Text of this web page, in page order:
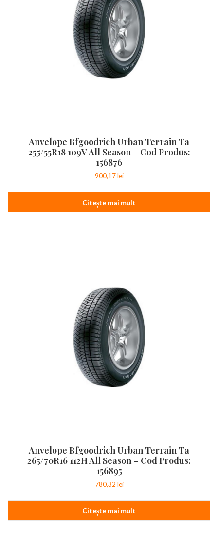
Anvelope Bfgoodrich Urban Terrain Ta
255/55R18 109V All Season – Cod Produs:
156876
900,17lei
Citește mai mult
Anvelope Bfgoodrich Urban Terrain Ta
265/70R16 112H All Season – Cod Produs:
156895
780,32 lei
Citește mai mult